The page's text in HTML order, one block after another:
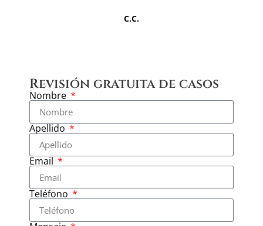
C.C.
Revisión gratuita de casos
Nombre
Apellido
Email
Teléfono